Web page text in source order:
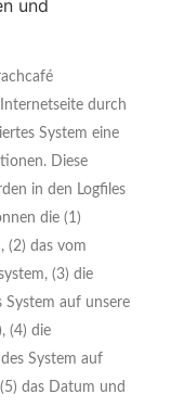
und
durch
System eine
Diese
in den Logfiles
die (1)
(2) das vom
(3) die
System auf unsere
(4) die
System auf
das Datum und